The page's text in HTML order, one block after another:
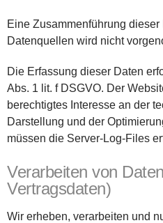
Eine Zusammenführung
Datenquellen wird nicht
Die Erfassung dieser Daten
Abs. 1 lit. f DSGVO. Der
berechtigtes Interesse an der
Darstellung und der
müssen die Server-Log-Files
Verarbeiten von
Vertragsdaten)
Wir erheben, verarbeiten und